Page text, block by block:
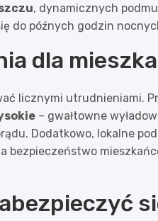
, dynamicznych
do późnych godzin
dla
licznymi utrudnieniami.
– gwałtowne
Dodatkowo, lokalne
bezpieczeństwo